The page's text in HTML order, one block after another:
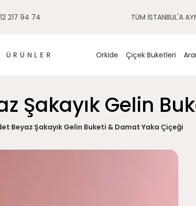
217 94 74 TÜM İSTANBUL'A
ÜRÜNLER Orkide Çiçek Buketleri
Şakayık Gelin
Beyaz Şakayık Gelin Buketi & Damat Yaka Çiçeği